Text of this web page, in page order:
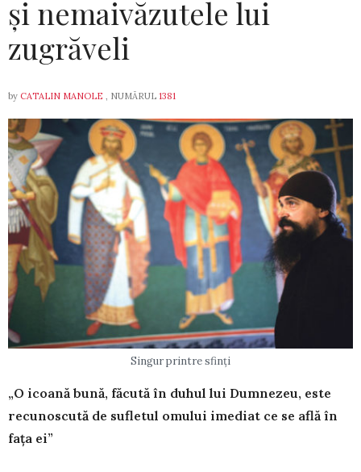
și nemaivăzutele lui
zugrăveli
by CATALIN MANOLE , NUMĂRUL 1381
Singur printre sfinţi
„O icoană bună, făcută în duhul lui Dumnezeu, este
recunoscută de sufletul omului imediat ce se află în
fața ei”